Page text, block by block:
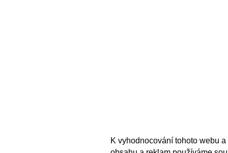
K vyhodnocování tohoto webu